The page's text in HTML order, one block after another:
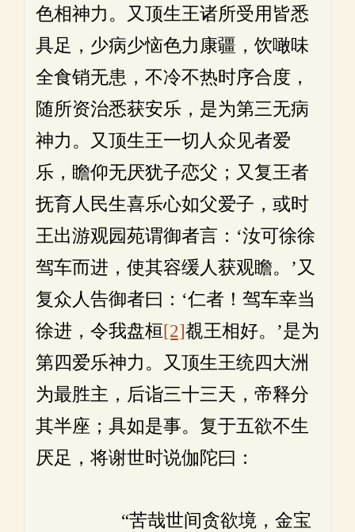
色相神力。又顶生王诸所受用皆悉
具足，少病少恼色力康疆，饮噉味
全食销无患，不冷不热时序合度，
随所资治悉获安乐，是为第三无病
神力。又顶生王一切人众见者爱
乐，瞻仰无厌犹子恋父；又复王者
抚育人民生喜乐心如父爱子，或时
王出游观园苑谓御者言：‘汝可徐徐
驾车而进，使其容缓人获观瞻。’又
复众人告御者曰：‘仁者！驾车幸当
徐进，令我盘桓[2]覩王相好。’是为
第四爱乐神力。又顶生王统四大洲
为最胜主，后诣三十三天，帝释分
其半座；具如是事。复于五欲不生
厌足，将谢世时说伽陀曰：
“苦哉世间贪欲境，金宝